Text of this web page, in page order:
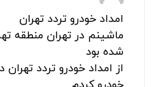
امداد خودرو تردد تهران
ماشینم در تهران منطقه
شده بود
از امداد خودرو تردد